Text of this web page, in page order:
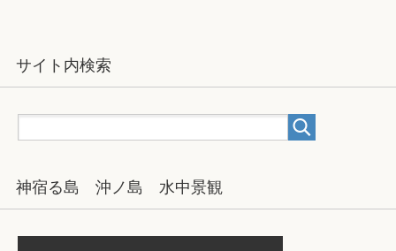
サイト内検索
神宿る島 沖ノ島 水中景観